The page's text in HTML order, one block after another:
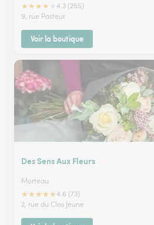
★★★★
4.3 (255)
9, rue Pasteur
Voir la boutique
Des Sens Aux Fleurs
Morteau
★★★★★4.6 (73)
2, rue du Clos Jeune